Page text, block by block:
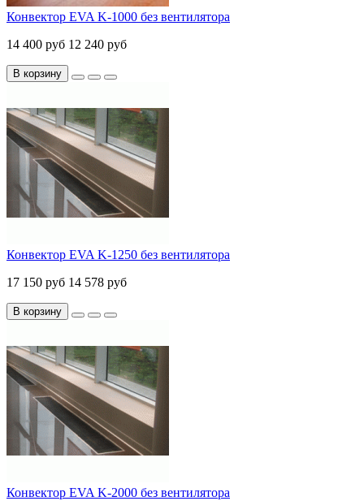
Конвектор EVA K-1000 без вентилятора
14 400 руб 12 240 руб
В корзину
Конвектор EVA K-1250 без вентилятора
17 150 руб 14 578 руб
В корзину
Конвектор EVA K-2000 без вентилятора